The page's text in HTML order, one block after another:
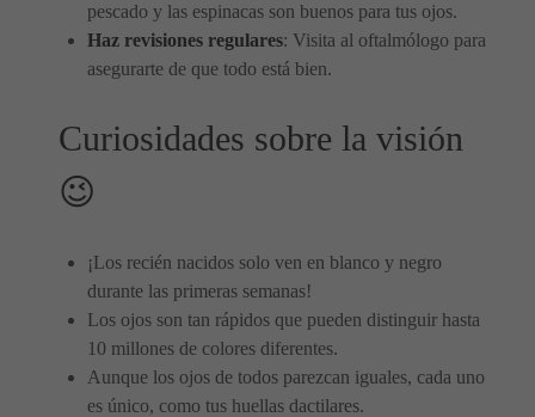
pescado y las espinacas son buenos para tus ojos.
Haz revisiones regulares: Visita al oftalmólogo para
asegurarte de que todo está bien.
Curiosidades sobre la visión
😉
¡Los recién nacidos solo ven en blanco y negro
durante las primeras semanas!
Los ojos son tan rápidos que pueden distinguir hasta
10 millones de colores diferentes.
Aunque los ojos de todos parezcan iguales, cada uno
es único, como tus huellas dactilares.